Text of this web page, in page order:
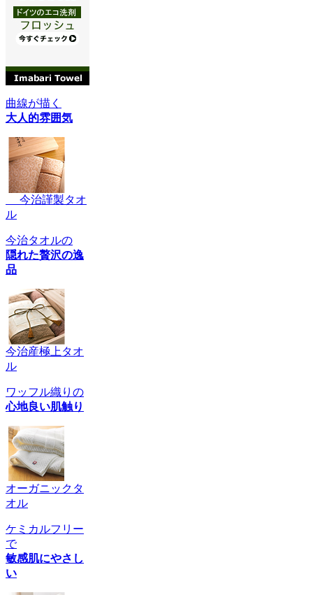
曲線が描く
大人的雰囲気
今治謹製タオ
ル
今治タオルの
隠れた贅沢の逸
品
今治産極上タオ
ル
ワッフル織りの
心地良い肌触り
オーガニックタ
オル
ケミカルフリー
で
敏感肌にやさし
い